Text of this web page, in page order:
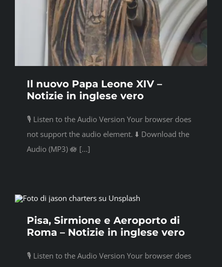
Il nuovo Papa Leone XIV –
Notizie in inglese vero
🎙️ Listen to the Audio Version Your browser does
not support the audio element. ⬇️ Download the
Audio (MP3) 🪷 [...]
Pisa, Sirmione e Aeroporto di
Roma – Notizie in inglese vero
🎙️ Listen to the Audio Version Your browser does